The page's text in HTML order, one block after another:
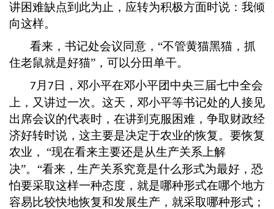
讲困难缺点到此为止，应转为积极方面时说：我倾
向这样。
看来，书记处会议同意， “不管黄猫黑猫，抓
住老鼠就是好猫”，可以分田单干。
7 月 7 日，邓小平在邓小平团中央三届七中全会
上，又讲过一次。这天，邓小平等书记处的人接见
出席会议的代表时，在讲到克服困难，争取财政经
济好转时说，这主要是决定于农业的恢复。要恢复
农业，
“现在看来主要还是从生产关系上解
决”。“看来，生产关系究竟是什么形式为最好，恐
怕要采取这样一种态度，就是哪种形式在哪个地方
容易比较快地恢复和发展生产，就采取哪种形式；